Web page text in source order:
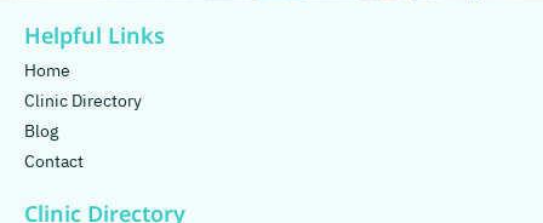
Helpful Links
Home
Clinic Directory
Blog
Contact
Clinic Directory